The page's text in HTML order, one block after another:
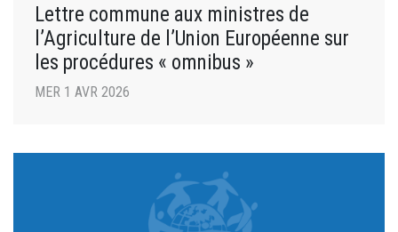
Lettre commune aux ministres de
l’Agriculture de l’Union Européenne sur
les procédures « omnibus »
MER 1 AVR 2026